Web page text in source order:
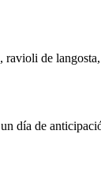
de
día de